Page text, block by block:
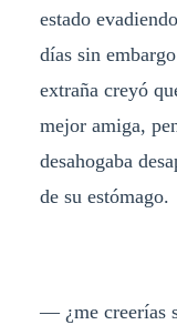
estado
días sin
extraña creyó
mejor amiga,
desahogaba
de su estómago.
— ¿me creerías